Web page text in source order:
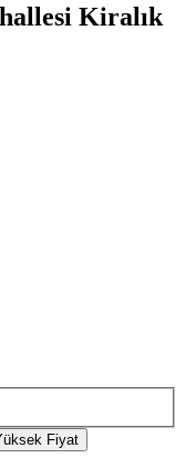
Kiralık
Fiyat